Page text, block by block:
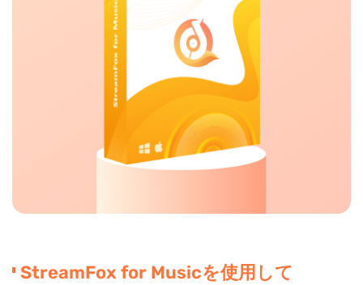
StreamFox for Musicを使用して